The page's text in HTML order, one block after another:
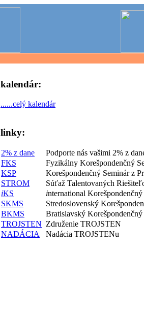
kalendár:
......celý kalendár
linky:
2% z dane
Podporte nás vašimi 2% z
FKS
Fyzikálny Korešpondenčný
KSP
Korešpondenčný Seminár z
STROM
Súťaž Talentovaných
iKS international Korešpondenčný
SKMS
Stredoslovenský
BKMS
Bratislavský
TROJSTEN Združenie TROJSTEN
NADÁCIA
Nadácia TROJSTENu